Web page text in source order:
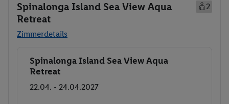
Spinalonga Island Sea View Aqua
Retreat
2
Zimmerdetails
Buchen
Spinalonga Island Sea View Aqua
Retreat
22.04. - 24.04.2027